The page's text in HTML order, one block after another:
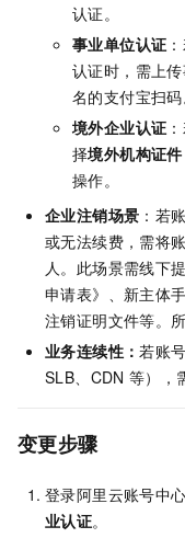
认证。
事业单位认证
认证时，需上
名的支付宝扫码
境外企业认证
择境外机构证件
操作。
企业注销场景 ：若
或无法续费，需将
人。此场景需线下
申请表》、新主体
注销证明文件等。
业务连续性：若账
SLB、CDN 等），
变更步骤
登录阿里云账号中心
业认证。